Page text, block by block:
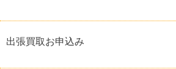
出張買取お申込み